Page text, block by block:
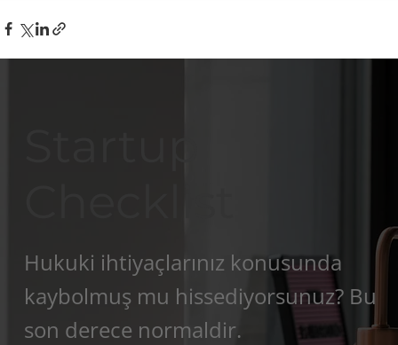
Hukuki ihtiyaçlarınız konusunda
kaybolmuş mu hissediyorsunuz? Bu
son derece normaldir.